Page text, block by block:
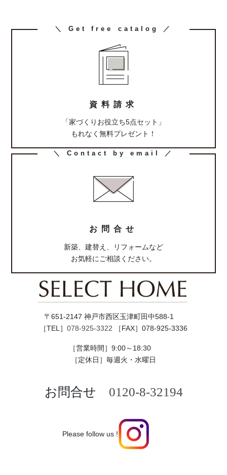
カ
＼ Get free catalog ／
資料請求
「家づくりお役立ち5点セット」
もれなく無料プレゼント！
カ
＼ Contact by email ／
お問合せ
新築、建替え、リフォームなど
お気軽にご相談ください。
〒651-2147 神戸市西区玉津町田中588-1
［TEL］ 078-925-3322 ［FAX］078-925-3336
［営業時間］9:00～18:30
［定休日］毎週火・水曜日
お問合せ 0120-8-32194
Please follow us !